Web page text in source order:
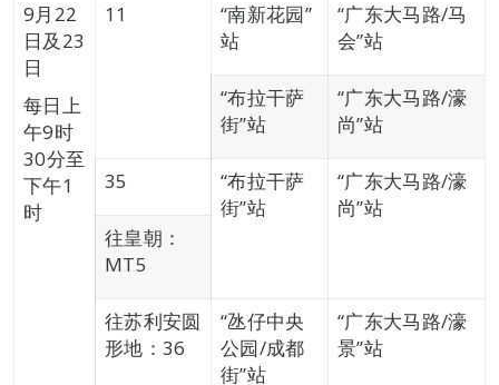
9月22
日及23
日
每日上
午9时
30分至
下午1
时
11
“南新花园”
站
“广东大马路/马
会”站
“布拉干萨
街”站
“广东大马路/濠
尚”站
35
“布拉干萨
街”站
“广东大马路/濠
尚”站
往皇朝：
MT5
往苏利安圆
形地：36
“氹仔中央
公园/成都
街”站
“广东大马路/濠
景”站